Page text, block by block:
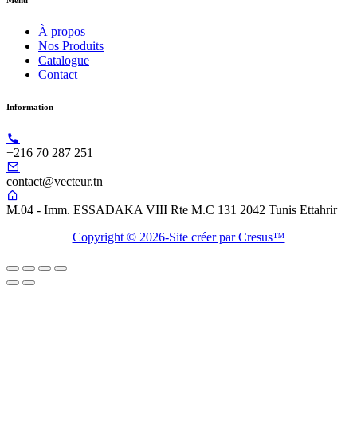
À propos
Nos Produits
Catalogue
Contact
Information
+216 70 287 251
contact@vecteur.tn
M.04 - Imm. ESSADAKA VIII Rte M.C 131 2042 Tunis Ettahrir
Copyright © 2026-Site créer par Cresus™